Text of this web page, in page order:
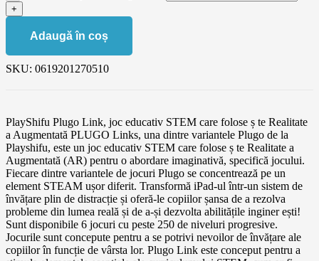
Adaugă în coș
SKU: 0619201270510
PlayShifu Plugo Link, joc educativ STEM care folose ș te Realitate
a Augmentată PLUGO Links, una dintre variantele Plugo de la
Playshifu, este un joc educativ STEM care folose ș te Realitate a
Augmentată (AR) pentru o abordare imaginativă, specifică jocului.
Fiecare dintre variantele de jocuri Plugo se concentrează pe un
element STEAM ușor diferit. Transformă iPad-ul într-un sistem de
învățare plin de distracție și oferă-le copiilor șansa de a rezolva
probleme din lumea reală și de a-și dezvolta abilitățile inginer ești!
Sunt disponibile 6 jocuri cu peste 250 de niveluri progresive.
Jocurile sunt concepute pentru a se potrivi nevoilor de învățare ale
copiilor în funcție de vârsta lor. Plugo Link este conceput pentru a